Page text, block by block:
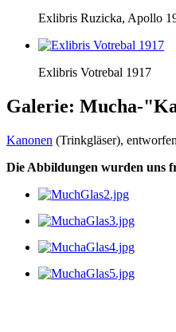
Exlibris Ruzicka, Apollo
Exlibris Votrebal 1917
Galerie: Mucha-
Kanonen (Trinkgläser),
Die Abbildungen wurden uns